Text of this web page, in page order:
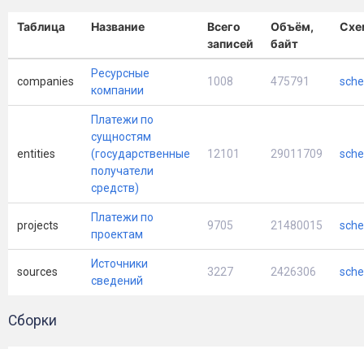
Таблица Название
Всего
записей
Объём,
байт
companies
Ресурсные
компании
1008 475791
entities
Платежи по
сущностям
(государственные
получатели
средств)
12101 29011709
projects
Платежи по
проектам
9705 21480015
sources
Источники
сведений
3227 2426306
Сборки